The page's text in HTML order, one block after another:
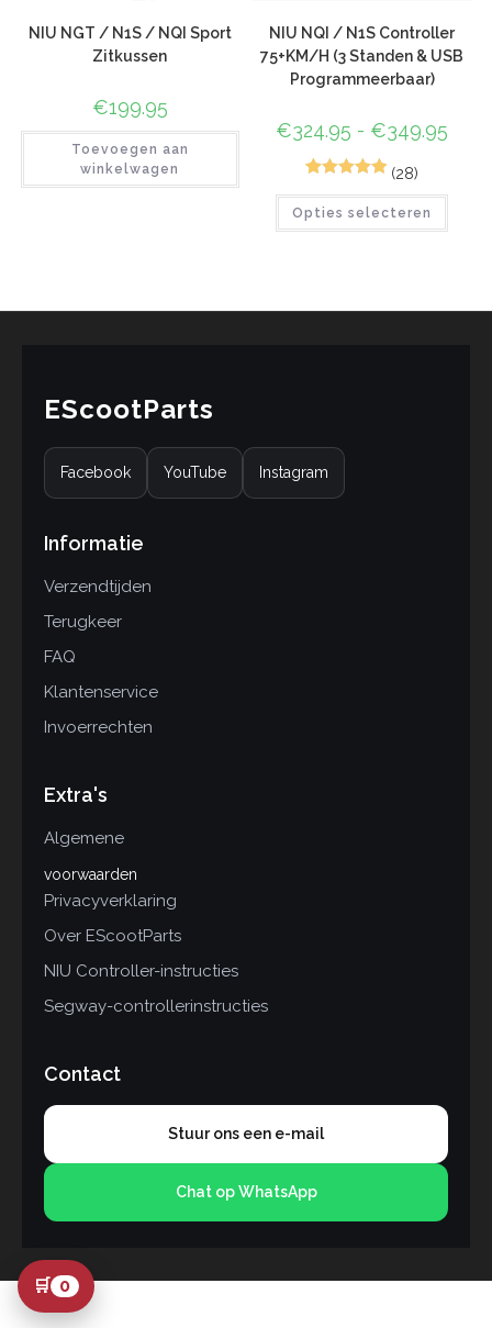
NIU NGT / N1S / NQI Sport
Zitkussen
€199.95
Toevoegen aan
winkelwagen
NIU NQI / N1S Controller
75+KM/H (3 Standen & USB
Programmeerbaar)
€324.95 - €349.95
d4.96op 5
n
(28)
Opties selecteren
EScootParts
Facebook YouTube Instagram
Informatie
Verzendtijden
Terugkeer
FAQ
Klantenservice
Invoerrechten
Extra's
Algemene
voorwaarden
Privacyverklaring
Over EScootParts
NIU Controller-instructies
Segway-controllerinstructies
Contact
Stuur ons een e-mail
Chat op WhatsApp
🛒 0